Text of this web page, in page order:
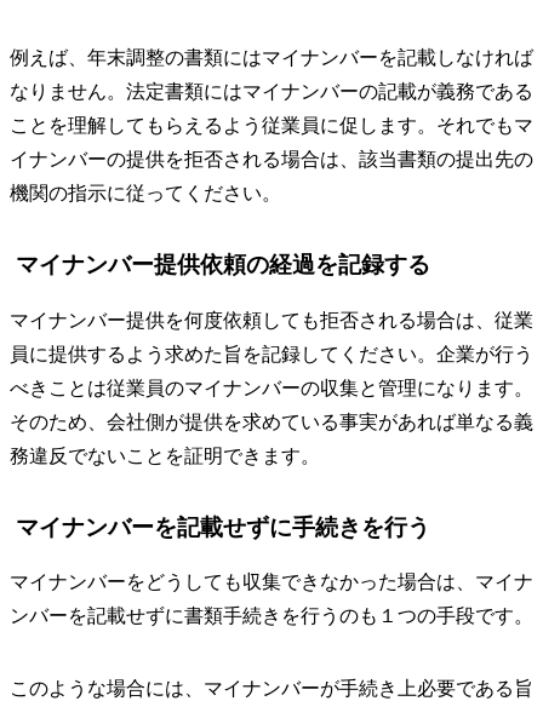
例えば、年末調整の書類にはマイナンバーを記載しなければ
なりません。法定書類にはマイナンバーの記載が義務である
ことを理解してもらえるよう従業員に促します。それでもマ
イナンバーの提供を拒否される場合は、該当書類の提出先の
機関の指示に従ってください。
マイナンバー提供依頼の経過を記録する
マイナンバー提供を何度依頼しても拒否される場合は、従業
員に提供するよう求めた旨を記録してください。企業が行う
べきことは従業員のマイナンバーの収集と管理になります。
そのため、会社側が提供を求めている事実があれば単なる義
務違反でないことを証明できます。
マイナンバーを記載せずに手続きを行う
マイナンバーをどうしても収集できなかった場合は、マイナ
ンバーを記載せずに書類手続きを行うのも１つの手段です。
このような場合には、マイナンバーが手続き上必要である旨